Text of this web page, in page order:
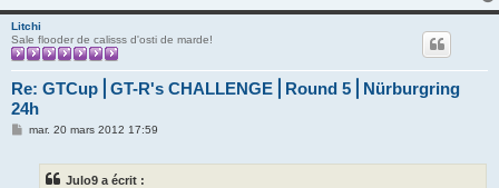
Litchi
Sale flooder de calisss d'osti de marde!
Re: GTCup⎪GT-R's CHALLENGE⎪Round 5⎪Nürburgring
24h
Mmar. 20 mars 2012 17:59
Julo9 a écrit :